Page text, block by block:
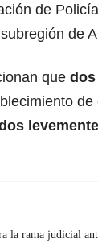
de
de
que
de
levemente
la rama judicial